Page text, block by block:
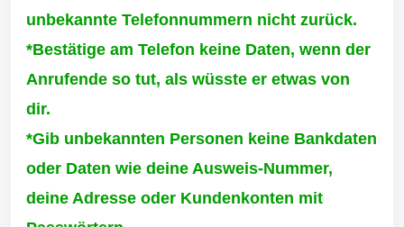
unbekannte Telefonnummern nicht zurück.
*Bestätige am Telefon keine Daten, wenn der
Anrufende so tut, als wüsste er etwas von
dir.
*Gib unbekannten Personen keine Bankdaten
oder Daten wie deine Ausweis-Nummer,
deine Adresse oder Kundenkonten mit